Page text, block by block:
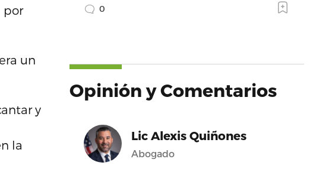
por
un
y
la
0
Opinión y Comentarios
Lic Alexis Quiñones
Abogado